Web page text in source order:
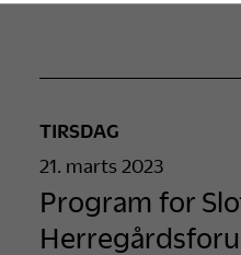
TIRSDAG
21. marts 2023
Program for